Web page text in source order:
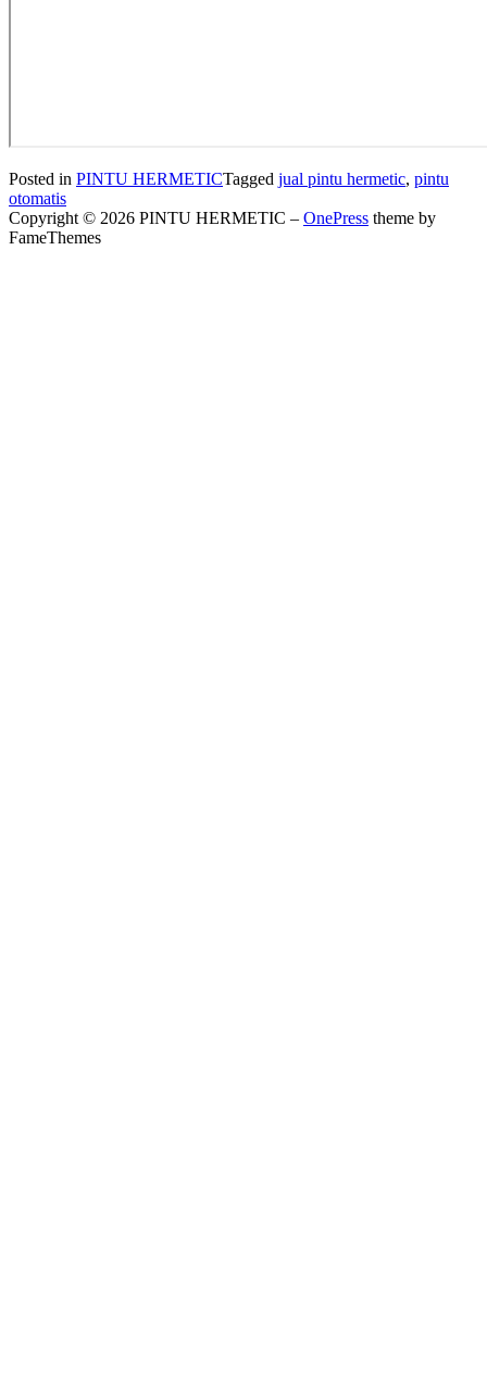
Posted in PINTU HERMETICTagged jual pintu hermetic, pintu
otomatis
Copyright © 2026 PINTU HERMETIC – OnePress theme by
FameThemes